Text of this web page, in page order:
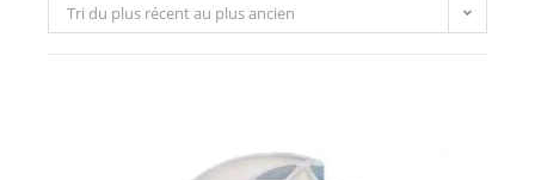
Tri du plus récent au plus ancien